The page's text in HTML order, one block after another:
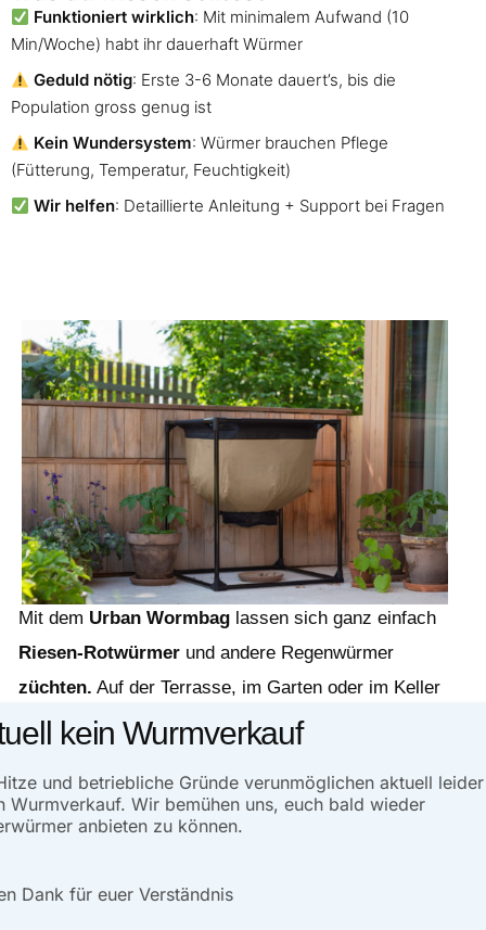
Funktioniert wirklich: Mit minimalem Aufwand (10
Min/Woche) habt ihr dauerhaft Würmer
Geduld nötig: Erste 3-6 Monate dauert’s, bis die
Population gross genug ist
Kein Wundersystem: Würmer brauchen Pflege
(Fütterung, Temperatur, Feuchtigkeit)
Wir helfen: Detaillierte Anleitung + Support bei Fragen
Mit dem Urban Wormbag lassen sich ganz einfach
Riesen-Rotwürmer und andere Regenwürmer
züchten. Auf der Terrasse, im Garten oder im Keller
und nebenbei entsteht noch wertvolle
kein Wurmverkauf
und betriebliche Gründe verunmöglichen aktuell leider
Wurmverkauf. Wir bemühen uns, euch bald wieder
anbieten zu können.
Dank für euer Verständnis